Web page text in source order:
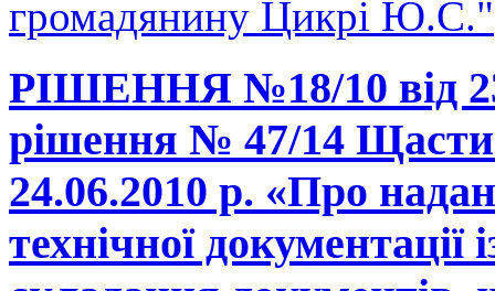
громадянину Цикрі Ю.С."
РІШЕННЯ №18/10 від
рішення № 47/14
24.06.2010 р. «Про
технічної